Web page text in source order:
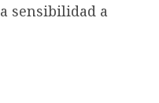
sensibilidad a